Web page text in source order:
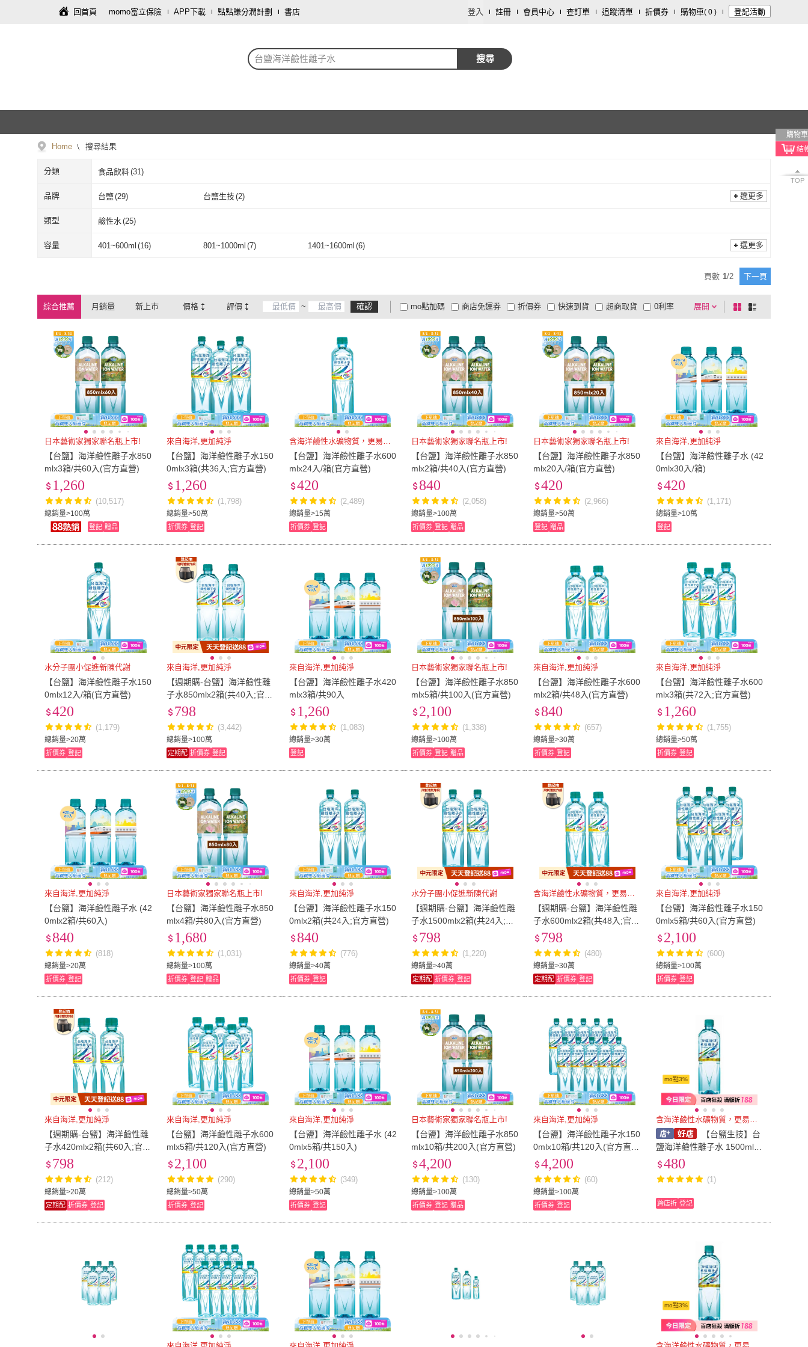
回首頁 momo富立保險 APP下載 點點賺分潤計劃 書店 登入 註冊 會員中心 查訂單 追蹤清單 折價券 購物車( 0 ) 登記活動
台鹽海洋鹼性離子水 搜尋
購物車
TOP
Home 搜尋結果
分類 食品飲料(31)
品牌 台鹽(29) 台鹽生技 (2)
台鹽(29
選更多
類型 鹼性水 (25)
鹼性水( 25)
容量 401~600ml (16) 801~1000ml (7) 1401~1600ml (6) 選更多
頁數 1/2 下一頁
綜合推薦 月銷量 新上市 價格 評價 ~ 確認 展開
折價券
有影片
商品有量 電視購物
mo點加碼 快速到貨 超商取貨
低溫宅配
大家電安心配
大家電快配
商店免運券 0利率
貨到付款
及以上 及以上 及以上 1 及以上
棋
盤
列
日本藝術家獨家聯名瓶上市!
【台鹽】海洋鹼性離子水850
mlx3箱/共60入(官方直營)
總銷量>100萬
1,260
(10,517)
登記 贈品
來自海洋,更加純淨
【台鹽】海洋鹼性離子水150
0mlx3箱(共36入;官方直營)
總銷量>50萬
1,260
(1,798)
折價券 登記
含海洋鹼性水礦物質，更易吸收
【台鹽】海洋鹼性離子水600
mlx24入/箱(官方直營)
總銷量>15萬
420
(2,489)
折價券 登記
日本藝術家獨家聯名瓶上市!
【台鹽】海洋鹼性離子水850
mlx2箱/共40入(官方直營)
總銷量>100萬
840
(2,058)
折價券 登記 贈品
日本藝術家獨家聯名瓶上市!
【台鹽】海洋鹼性離子水850
mlx20入/箱(官方直營)
總銷量>50萬
420
(2,966)
登記 贈品
來自海洋,更加純淨
【台鹽】海洋鹼性離子水 (42
0mlx30入/箱)
總銷量>10萬
420
(1,171)
登記
水分子團小促進新陳代謝
【台鹽】海洋鹼性離子水150
0mlx12入/箱(官方直營)
總銷量>20萬
420
(1,179)
折價券 登記
來自海洋,更加純淨
【週期購-台鹽】海洋鹼性離
子水850mlx2箱(共40入;官方
直營)
總銷量>100萬
798
(3,442)
定期配 折價券 登記
來自海洋,更加純淨
【台鹽】海洋鹼性離子水420
mlx3箱/共90入
總銷量>30萬
1,260
(1,083)
登記
日本藝術家獨家聯名瓶上市!
【台鹽】海洋鹼性離子水850
mlx5箱/共100入(官方直營)
總銷量>100萬
2,100
(1,338)
折價券 登記 贈品
來自海洋,更加純淨
【台鹽】海洋鹼性離子水600
mlx2箱/共48入(官方直營)
總銷量>30萬
840
(657)
折價券 登記
來自海洋,更加純淨
【台鹽】海洋鹼性離子水600
mlx3箱(共72入;官方直營)
總銷量>50萬
1,260
(1,755)
折價券 登記
來自海洋,更加純淨
【台鹽】海洋鹼性離子水 (42
0mlx2箱/共60入)
總銷量>20萬
840
(818)
折價券 登記
日本藝術家獨家聯名瓶上市!
【台鹽】海洋鹼性離子水850
mlx4箱/共80入(官方直營)
總銷量>100萬
1,680
(1,031)
折價券 登記 贈品
來自海洋,更加純淨
【台鹽】海洋鹼性離子水150
0mlx2箱(共24入;官方直營)
總銷量>40萬
840
(776)
折價券 登記
水分子團小促進新陳代謝
【週期購-台鹽】海洋鹼性離
子水1500mlx2箱(共24入;官
方直營)
總銷量>40萬
798
(1,220)
定期配 折價券 登記
含海洋鹼性水礦物質，更易吸收
【週期購-台鹽】海洋鹼性離
子水600mlx2箱(共48入;官方
直營)
總銷量>30萬
798
(480)
定期配 折價券 登記
來自海洋,更加純淨
【台鹽】海洋鹼性離子水150
0mlx5箱/共60入(官方直營)
總銷量>100萬
2,100
(600)
折價券 登記
來自海洋,更加純淨
【週期購-台鹽】海洋鹼性離
子水420mlx2箱(共60入;官方
直營;小瓶裝水)
總銷量>20萬
798
(212)
定期配 折價券 登記
來自海洋,更加純淨
【台鹽】海洋鹼性離子水600
mlx5箱/共120入(官方直營)
總銷量>50萬
2,100
(290)
折價券 登記
來自海洋,更加純淨
【台鹽】海洋鹼性離子水 (42
0mlx5箱/共150入)
總銷量>50萬
2,100
(349)
折價券 登記
日本藝術家獨家聯名瓶上市!
【台鹽】海洋鹼性離子水850
mlx10箱/共200入(官方直營)
總銷量>100萬
4,200
(130)
折價券 登記 贈品
來自海洋,更加純淨
【台鹽】海洋鹼性離子水150
0mlx10箱/共120入(官方直
營)
總銷量>100萬
4,200
(60)
折價券 登記
mo點3%
含海洋鹼性水礦物質，更易吸收
【台鹽生技】台
鹽海洋鹼性離子水 1500ml x
12瓶
480
(1)
跨店折 登記
mo點3%